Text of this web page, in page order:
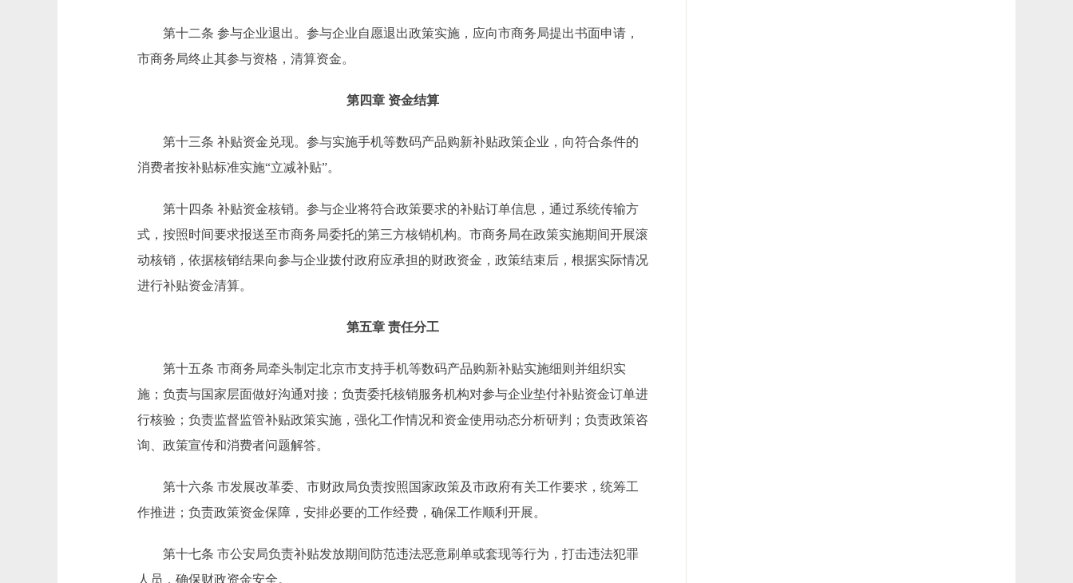
第十二条 参与企业退出。参与企业自愿退出政策实施，应向市商务局提出书面申请，
市商务局终止其参与资格，清算资金。
第四章 资金结算
第十三条 补贴资金兑现。参与实施手机等数码产品购新补贴政策企业，向符合条件的
消费者按补贴标准实施“立减补贴”。
第十四条 补贴资金核销。参与企业将符合政策要求的补贴订单信息，通过系统传输方
式，按照时间要求报送至市商务局委托的第三方核销机构。市商务局在政策实施期间开展滚
动核销，依据核销结果向参与企业拨付政府应承担的财政资金，政策结束后，根据实际情况
进行补贴资金清算。
第五章 责任分工
第十五条 市商务局牵头制定北京市支持手机等数码产品购新补贴实施细则并组织实
施；负责与国家层面做好沟通对接；负责委托核销服务机构对参与企业垫付补贴资金订单进
行核验；负责监督监管补贴政策实施，强化工作情况和资金使用动态分析研判；负责政策咨
询、政策宣传和消费者问题解答。
第十六条 市发展改革委、市财政局负责按照国家政策及市政府有关工作要求，统筹工
作推进；负责政策资金保障，安排必要的工作经费，确保工作顺利开展。
第十七条 市公安局负责补贴发放期间防范违法恶意刷单或套现等行为，打击违法犯罪
人员，确保财政资金安全。